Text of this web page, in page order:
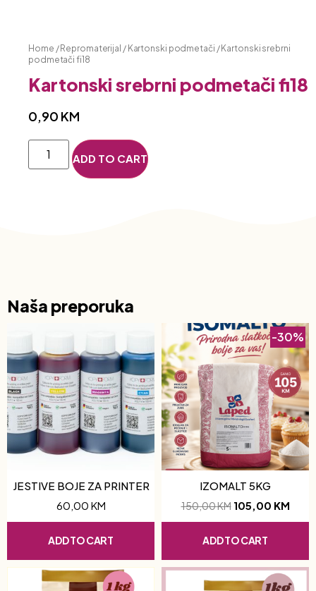
Home /Repromaterijal / Kartonski podmetači / Kartonski srebrni
podmetači fi18
Kartonski srebrni podmetači fi18
0,90 KM
ADD TO CART
Naša preporuka
JESTIVE BOJE ZA PRINTER
60,00 KM
ADD TO CART
-30%
IZOMALT 5KG
150,00KM 105,00 KM
ADD TO CART